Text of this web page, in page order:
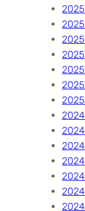
2025
2025
2025
2025
2025
2025
2024
2024
2024
2024